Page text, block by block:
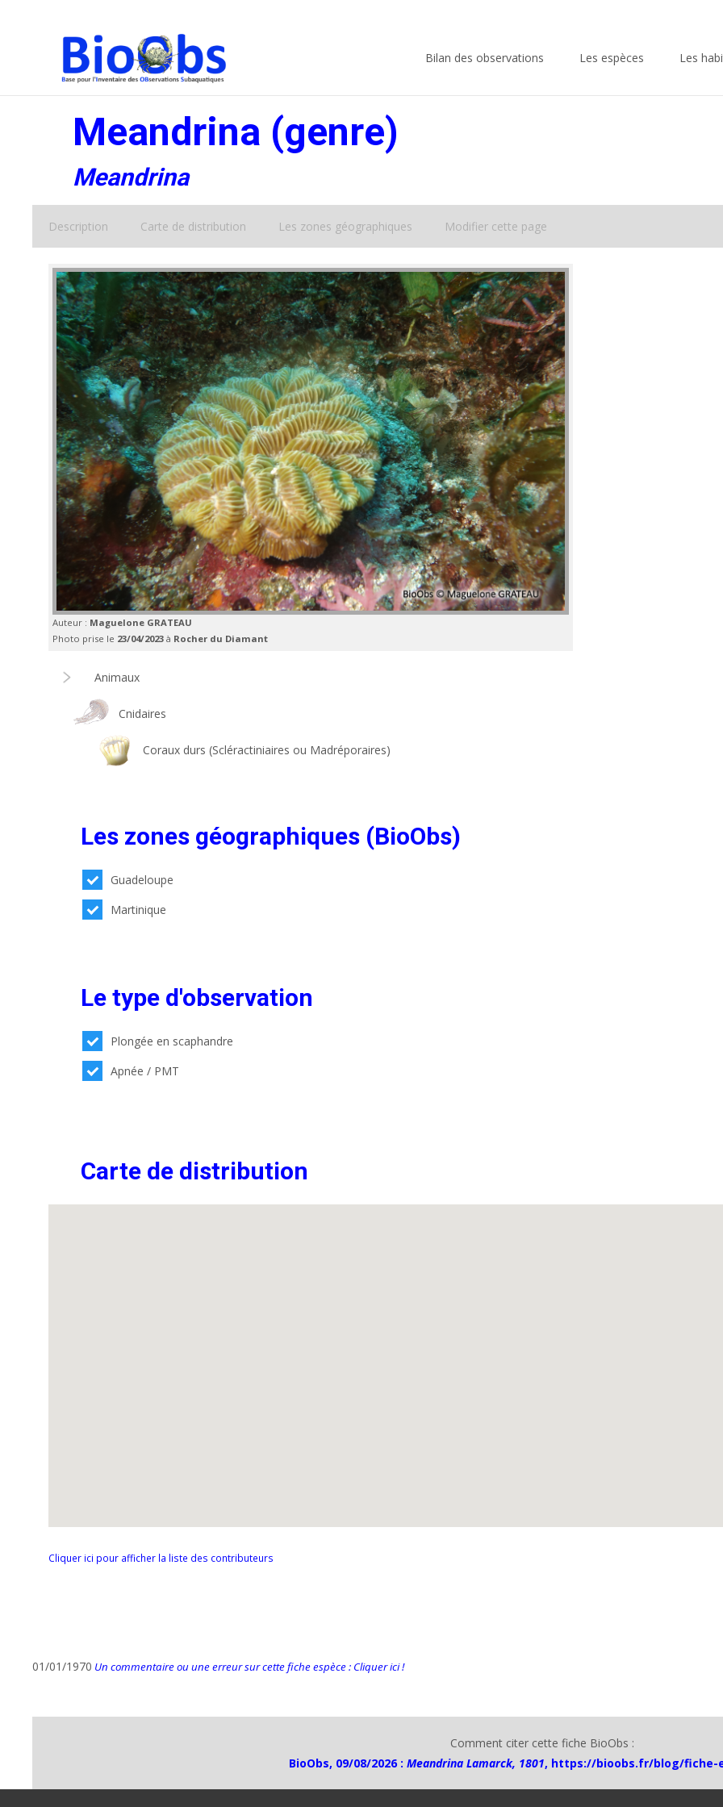
Bilan des observations Les espèces Les
Meandrina (genre)
Meandrina
Description Carte de distribution Les zones géographiques Modifier cette page
Auteur : Maguelone GRATEAU
Photo prise le 23/04/2023 à Rocher du Diamant
Animaux
Cnidaires
Coraux durs (Scléractiniaires ou Madréporaires)
Les zones géographiques (BioObs)
Guadeloupe
Martinique
Le type d'observation
Plongée en scaphandre
Apnée / PMT
Carte de distribution
Cliquer ici pour afficher la liste des contributeurs
01/01/1970 Un commentaire ou une erreur sur cette fiche espèce : Cliquer ici !
Comment citer cette fiche BioObs :
BioObs, 09/08/2026 : Meandrina Lamarck, 1801, https://bioobs.fr/blog/fiche-